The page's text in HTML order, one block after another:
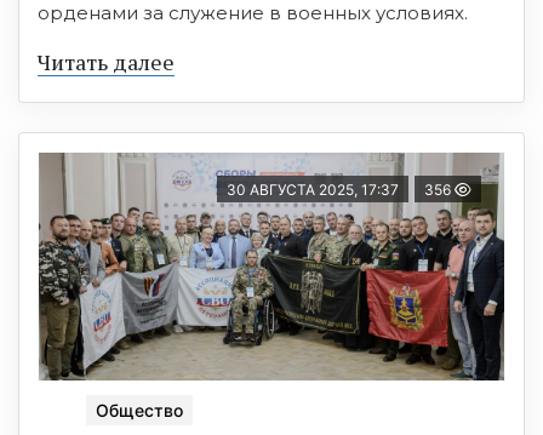
орденами за служение в военных условиях.
Читать далее
30 АВГУСТА 2025, 17:37 356
Общество